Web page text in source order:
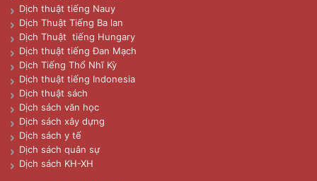
Dịch thuật tiếng Nauy
Dịch Thuật Tiếng Ba lan
Dịch Thuật tiếng Hungary
Dịch thuật tiếng Đan Mạch
Dịch Tiếng Thổ Nhĩ Kỳ
Dịch thuật tiếng Indonesia
Dịch thuật sách
Dịch sách văn học
Dịch sách xây dựng
Dịch sách y tế
Dịch sách quân sự
Dịch sách KH-XH